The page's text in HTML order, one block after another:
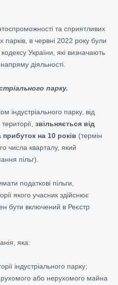
та сприятливих
парків, в червні 2022 року були
України, які визначають
діяльності.
парку.
індустріального парку, від
звільняється від
на 10 років (термін
числа кварталу, який
пільг).
податкові пільги,
якого учасник здійснює
бути включений в Реєстр
яка:
індустріального парку;
рухомого або нерухомого майна